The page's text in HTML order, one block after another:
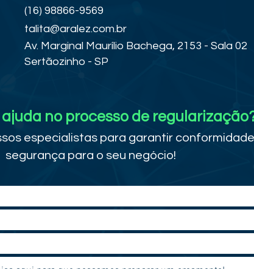
(16) 98866-9569
talita@aralez.com.br
Av. Marginal Maurílio Bachega, 2153 - Sala 02
Sertãozinho - SP
ajuda no processo de
especialistas para garantir
segurança para o seu negócio!